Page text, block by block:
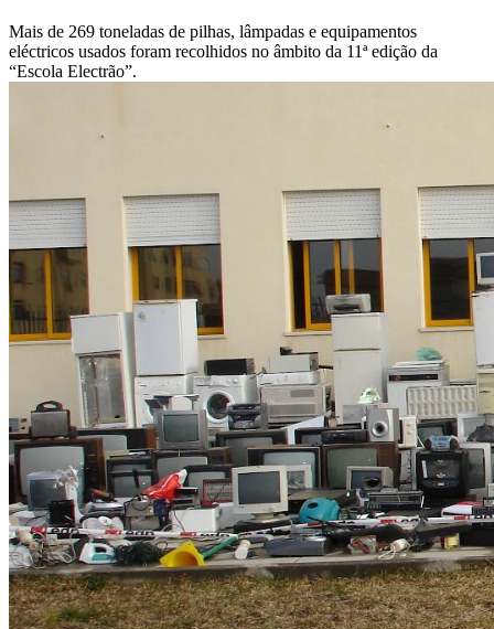
Mais de 269 toneladas de pilhas, lâmpadas e equipamentos
eléctricos usados foram recolhidos no âmbito da 11ª edição da
“Escola Electrão”.